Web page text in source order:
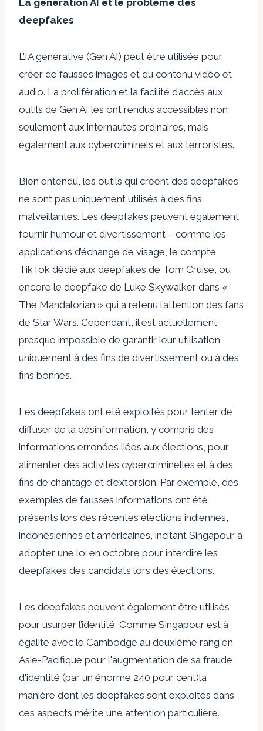
deepfakes
L’IA générative (Gen AI) peut être utilisée pour
créer de fausses images et du contenu vidéo et
audio. La prolifération et la facilité d’accès aux
outils de Gen AI les ont rendus accessibles non
seulement aux internautes ordinaires, mais
également aux cybercriminels et aux terroristes.
Bien entendu, les outils qui créent des deepfakes
ne sont pas uniquement utilisés à des fins
malveillantes. Les deepfakes peuvent également
fournir humour et divertissement – comme les
applications d’échange de visage, le compte
TikTok dédié aux deepfakes de Tom Cruise, ou
encore le deepfake de Luke Skywalker dans «
The Mandalorian » qui a retenu l’attention des fans
de Star Wars. Cependant, il est actuellement
presque impossible de garantir leur utilisation
uniquement à des fins de divertissement ou à des
fins bonnes.
Les deepfakes ont été exploités pour tenter de
diffuser de la désinformation, y compris des
informations erronées liées aux élections, pour
alimenter des activités cybercriminelles et à des
fins de chantage et d'extorsion. Par exemple, des
exemples de fausses informations ont été
présents lors des récentes élections indiennes,
indonésiennes et américaines, incitant Singapour à
adopter une loi en octobre pour interdire les
deepfakes des candidats lors des élections.
Les deepfakes peuvent également être utilisés
pour usurper l’identité. Comme Singapour est à
égalité avec le Cambodge au deuxième rang en
Asie-Pacifique pour l'augmentation de sa fraude
d'identité (par un énorme 240 pour cent)la
manière dont les deepfakes sont exploités dans
ces aspects mérite une attention particulière.